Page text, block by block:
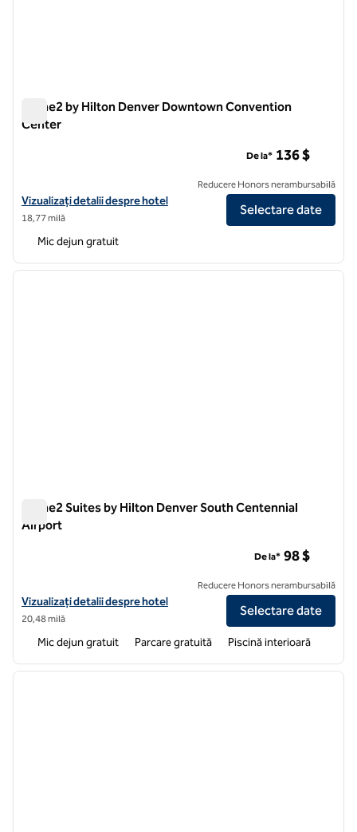
Home2 by Hilton Denver Downtown Convention
Center
Vizualizați detaliile hotelului pentru Home2 by Hilton Denver
Vizualizați detalii despre hotel
18,77 milă
De la* 136 $
Reducere Honors nerambursabilă
Selectare date
Mic dejun gratuit
1 din 12
Home2 Suites by Hilton Denver South Centennial
Airport
Vizualizați detaliile hotelului pentru Home2 Suites by Hilton Denver
Vizualizați detalii despre hotel
20,48 milă
De la* 98 $
Reducere Honors nerambursabilă
Selectare date
Mic dejun gratuit Parcare gratuită Piscină interioară
1 din 11